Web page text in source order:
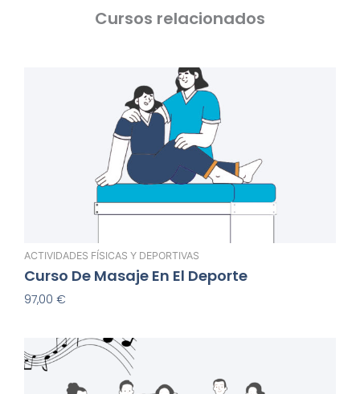
Cursos relacionados
ACTIVIDADES FÍSICAS Y DEPORTIVAS
Curso De Masaje En El Deporte
97,00 €